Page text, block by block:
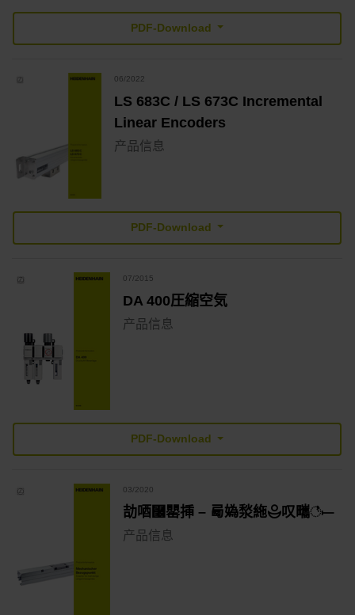
PDF-Download
06/2022
LS 683C / LS 673C Incremental
Linear Encoders
产品信息
PDF-Download
07/2015
DA 400圧縮空気
产品信息
PDF-Download
03/2020
劼唒⿬罌挿 – 㢴媯湬絁⯕叹㽯꣡⟝
产品信息